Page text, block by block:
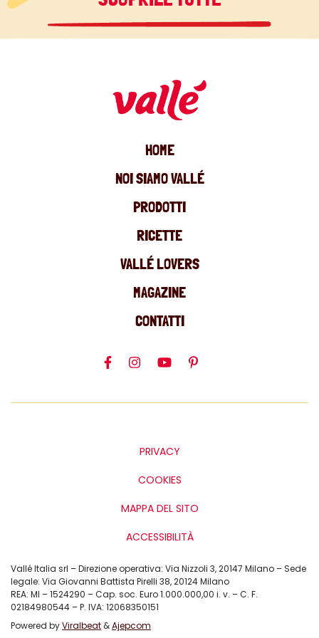
HOME
NOI SIAMO VALLÉ
PRODOTTI
RICETTE
VALLÉ LOVERS
MAGAZINE
CONTATTI
PRIVACY
COOKIES
MAPPA DEL SITO
ACCESSIBILITÀ
Vallé Italia srl – Direzione operativa: Via Nizzoli 3, 20147 Milano – Sede
legale: Via Giovanni Battista Pirelli 38, 20124 Milano
REA: MI – 1524290 – Cap. soc. Euro 1.000.000,00 i. v. – C. F.
02184980544 – P. IVA: 12068350151
Powered byViralbeat &Ajepcom